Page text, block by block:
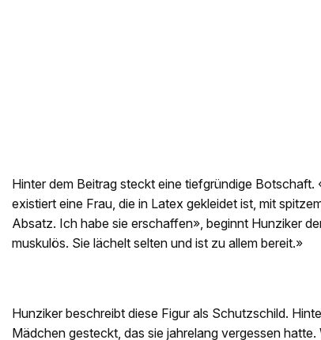
Hinter dem Beitrag steckt eine tiefgründige Botschaft.
existiert eine Frau, die in Latex gekleidet ist, mit
Absatz. Ich habe sie erschaffen», beginnt Hunziker
muskulös. Sie lächelt selten und ist zu allem bereit.»
Hunziker beschreibt diese Figur als Schutzschild.
Mädchen gesteckt, das sie jahrelang vergessen